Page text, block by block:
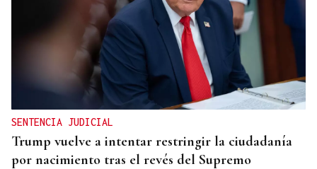
SENTENCIA JUDICIAL
Trump vuelve a intentar restringir la ciudadanía
por nacimiento tras el revés del Supremo